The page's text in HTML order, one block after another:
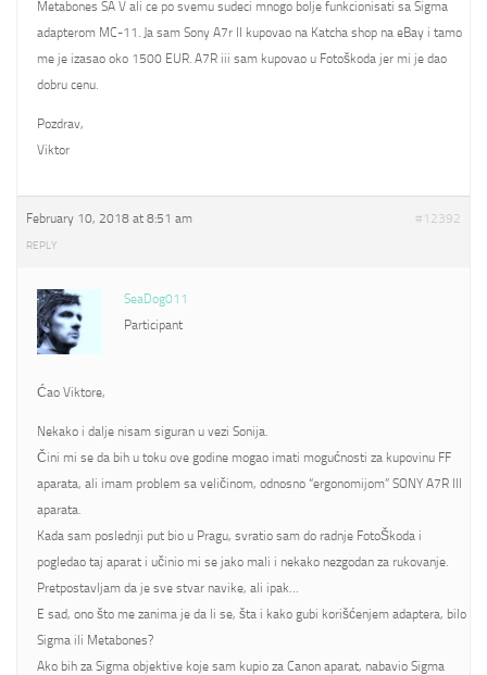
Metabones SA V ali ce po svemu sudeci mnogo bolje funkcionisati sa Sigma
adapterom MC-11. Ja sam Sony A7r II kupovao na Katcha shop na eBay i tamo
me je izasao oko 1500 EUR. A7R iii sam kupovao u Fotoškoda jer mi je dao
dobru cenu.
Pozdrav,
Viktor
February 10, 2018 at 8:51 am #12392
REPLY
SeaDog011
Participant
Ćao Viktore,
Nekako i dalje nisam siguran u vezi Sonija.
Čini mi se da bih u toku ove godine mogao imati mogućnosti za kupovinu FF
aparata, ali imam problem sa veličinom, odnosno “ergonomijom” SONY A7R III
aparata.
Kada sam poslednji put bio u Pragu, svratio sam do radnje FotoŠkoda i
pogledao taj aparat i učinio mi se jako mali i nekako nezgodan za rukovanje.
Pretpostavljam da je sve stvar navike, ali ipak…
E sad, ono što me zanima je da li se, šta i kako gubi korišćenjem adaptera, bilo
Sigma ili Metabones?
Ako bih za Sigma objektive koje sam kupio za Canon aparat, nabavio Sigma